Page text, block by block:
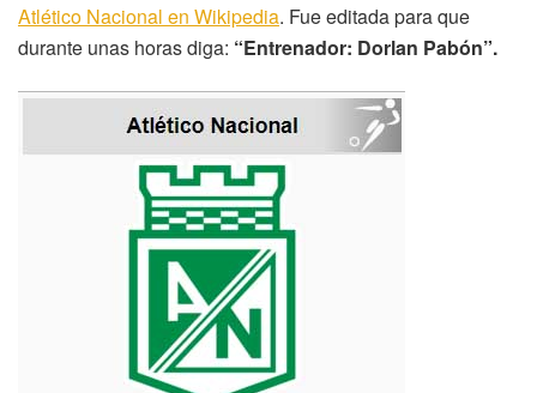
Atlético Nacional en Wikipedia. Fue editada para que
durante unas horas diga: “Entrenador: Dorlan Pabón”.